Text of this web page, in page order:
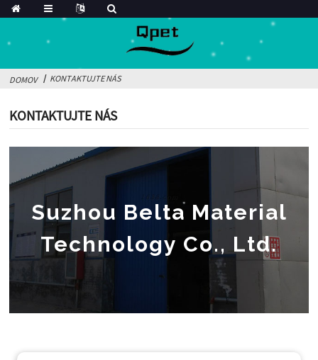
DOMOV KONTAKTUJTE NÁS
KONTAKTUJTE NÁS
Suzhou Belta Material
Technology Co., Ltd.